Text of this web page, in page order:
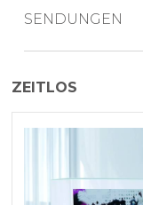
SENDUNGEN
von 7
ZEITLOS